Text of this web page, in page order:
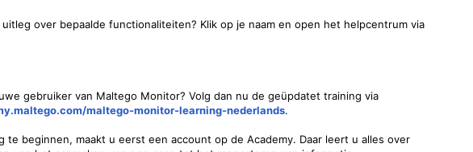
uitleg over bepaalde functionaliteiten? Klik op je naam en open het helpcentrum via
gebruiker van Maltego Monitor? Volg dan nu de geüpdatet training via
maltego-monitor-learning-nederlands.
te beginnen, maakt u eerst een account op de Academy. Daar leert u alles over